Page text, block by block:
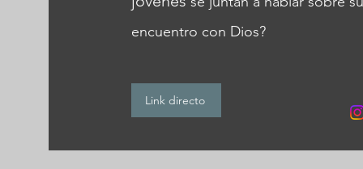
encuentro con Dios?
Link directo